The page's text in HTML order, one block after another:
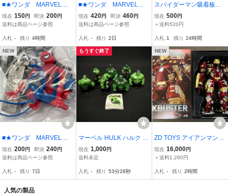
■★ワンダ MARVEL
アメージングスパイダー
マン フィギュアストラ
現在 150円 即決 200円
送料は商品ページ参照
入札 - 残り 4時間
■★ワンダ MARVEL
アメージングスパイダー
マン フィギュアストラ
現在 420円 即決 460円
送料は商品ページ参照
入札 - 残り 2日
スパイダーマン吸着板付
きフィギュア
現在 500円
＋送料520円
入札 1 残り 24時間
NEW
■★ワンダ MARVEL
アメージングスパイダー
マン フィギュアストラ
現在 200円 即決 240円
送料は商品ページ参照
入札 - 残り 7日
もうすぐ終了
マーベル HULK ハルク ボ
トルキャップ フィギュア
7種セット アメコミ 当時
現在 1,000円
送料未定
入札 - 残り 53分27秒
NEW
ZD TOYS アイアンマン
マーク44 ハルクバスター
1/10スケール フィギュ
B給電LED発光 マーク4
現在 16,000円
＋送料1,280円
入札 - 残り 2時間
人気の製品